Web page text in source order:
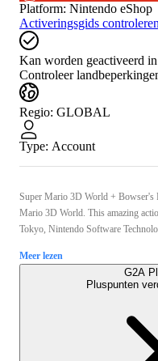
Platform: Nintendo eShop
Activeringsgids controleren
Kan worden geactiveerd
Controleer
Regio: GLOBAL
Type: Account
Super Mario 3D World + Bowser's
Mario 3D World. This amazing
Tokyo, Nintendo Software
Meer lezen
G2A
Pluspunten